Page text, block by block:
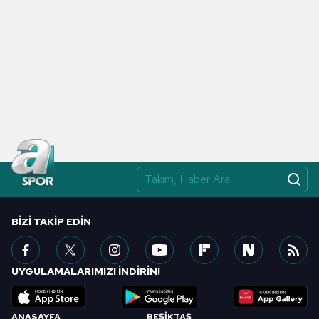
ANASAYFA BEŞİKTAŞ
BIZI TAKIP EDIN
UYGULAMALARIMIZI İNDİRİN!